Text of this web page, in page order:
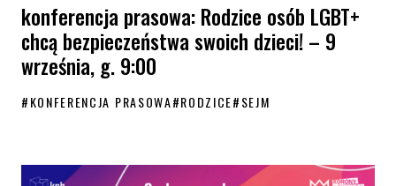
konferencja prasowa: Rodzice osób LGBT+
chcą bezpieczeństwa swoich dzieci! – 9
września, g. 9:00
#KONFERENCJA PRASOWA#RODZICE#SEJM